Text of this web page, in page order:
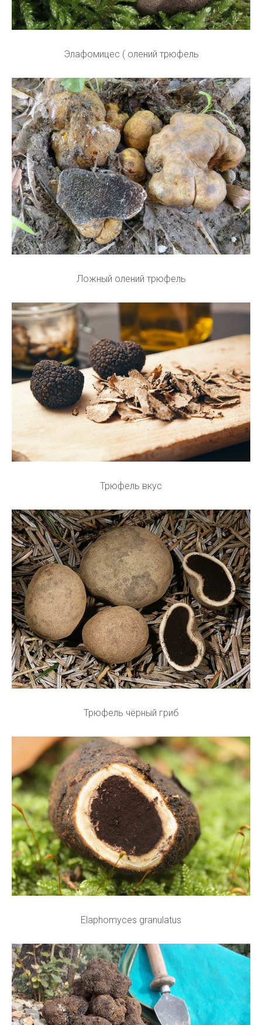
Элафомицес ( олений трюфель
Ложный олений трюфель
Трюфель вкус
Трюфель чёрный гриб
Elaphomyces granulatus